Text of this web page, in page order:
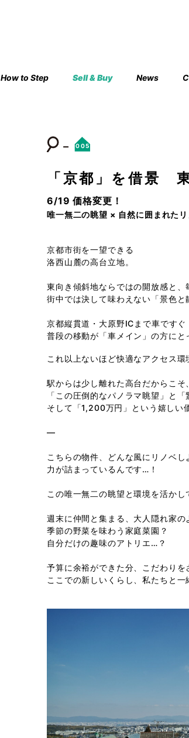
How to Step Sell & Buy News
005
「京都」を借景
6/19 価格変更！
唯一無二の眺望 × 自然に囲まれた
京都市街を一望できる
洛西山麓の高台立地。
東向き傾斜地ならではの開放感と、
街中では決して味わえない「景色と
京都縦貫道・大原野ICまで車ですぐ
普段の移動が「車メイン」の方にと
これ以上ないほど快適なアクセス環
駅からは少し離れた高台だからこそ、
「この圧倒的なパノラマ眺望」と「
そして「1,200万円」という嬉しい
—
こちらの物件、どんな風にリノベ
力が詰まっているんです…！
この唯一無二の眺望と環境を活か
週末に仲間と集まる、大人隠れ家の
季節の野菜を味わう家庭菜園？
自分だけの趣味のアトリエ…？
予算に余裕ができた分、こだわりを
ここでの新しいくらし、私たちと一